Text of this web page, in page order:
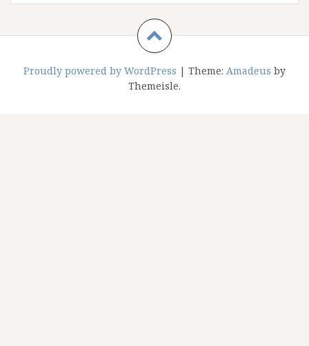
Proudly powered by WordPress | Theme: Amadeus by
Themeisle.